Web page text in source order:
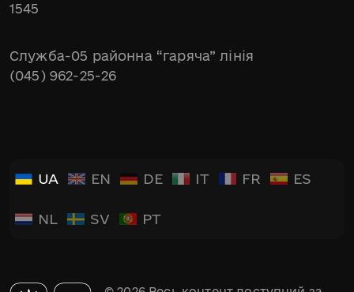
1545
Служба-05 районна “гаряча” лінія
(045) 962-25-26
UA EN DE IT FR ES
NL SV PT